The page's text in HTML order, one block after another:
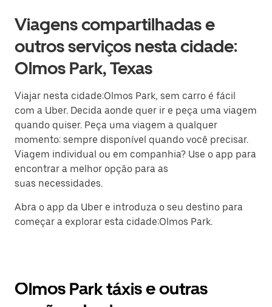
Viagens compartilhadas e
outros serviços nesta cidade:
Olmos Park, Texas
Viajar nesta cidade:Olmos Park, sem carro é fácil
com a Uber. Decida aonde quer ir e peça uma viagem
quando quiser. Peça uma viagem a qualquer
momento: sempre disponível quando você precisar.
Viagem individual ou em companhia? Use o app para
encontrar a melhor opção para as
suas necessidades.
Abra o app da Uber e introduza o seu destino para
começar a explorar esta cidade:Olmos Park.
Olmos Park táxis e outras